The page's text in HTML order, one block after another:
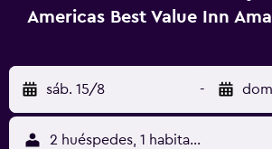
acceso a Internet wifi gratis. Los
restricciones). Es posible solicitar
cambio de sábanas. Se ofrece servicio
por estancia.
Americas Best Value Inn
sáb. 15/8 -
2 huéspedes, 1 habitación